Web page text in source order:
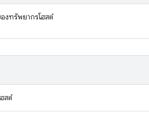
งทรัพยากรโฮสต์
สต์